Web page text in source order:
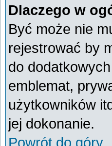
Dlaczego w
Być może nie
rejestrować by
do
emblemat,
użytkowników
jej dokonanie.
Powrót do góry